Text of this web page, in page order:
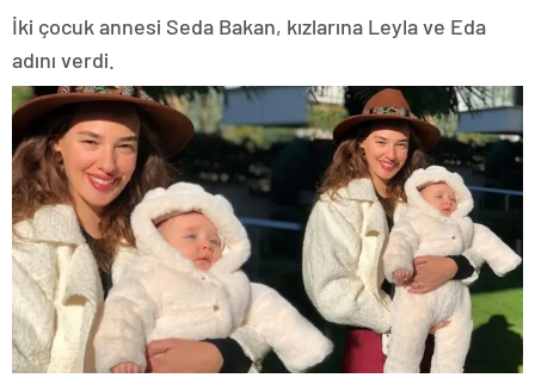
İki çocuk annesi Seda Bakan, kızlarına Leyla ve Eda
adını verdi.